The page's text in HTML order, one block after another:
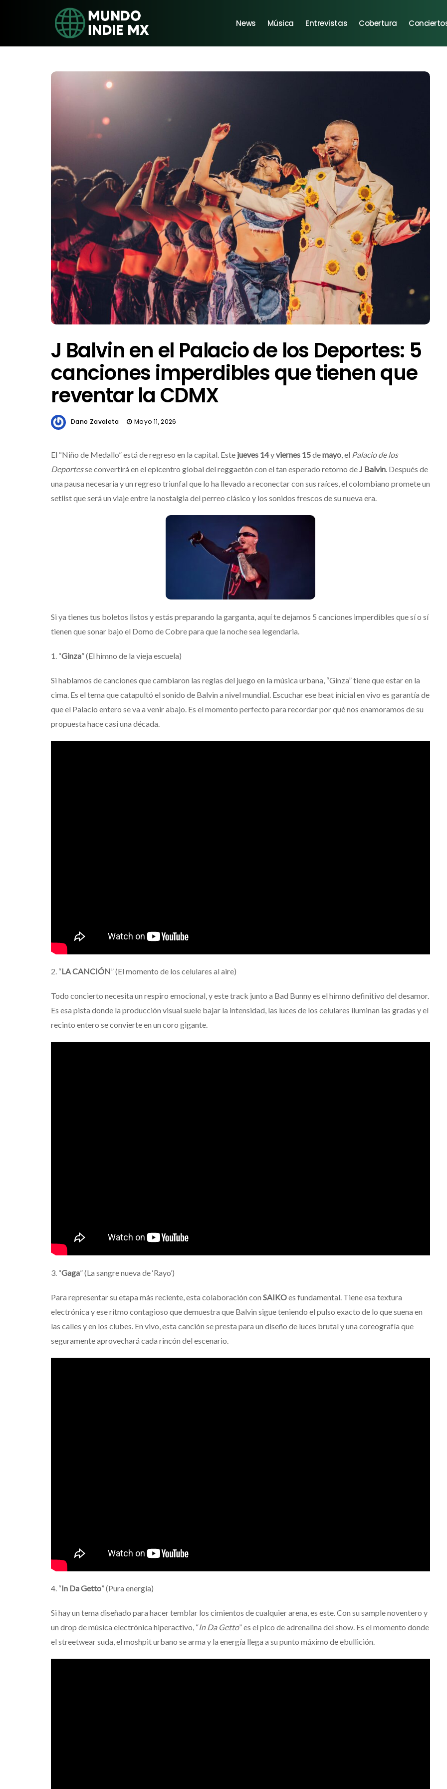
News Música Entrevistas Cobertura
J Balvin en el Palacio de los Deportes: 5
canciones imperdibles que tienen que
reventar la CDMX
Dano Zavaleta Mayo 11, 2026
El “Niño de Medallo” está de regreso en la capital. Este jueves 14yviernes 15demayo , el Palacio de los
Deportesse convertirá en el epicentro global del reggaetón con el tan esperado retorno de J Balvin . Después de
una pausa necesaria y un regreso triunfal que lo ha llevado a reconectar con sus raíces, el colombiano promete un
setlist que será un viaje entre la nostalgia del perreo clásico y los sonidos frescos de su nueva era.
Si ya tienes tus boletos listos y estás preparando la garganta, aquí te dejamos 5 canciones imperdibles que sí o sí
tienen que sonar bajo el Domo de Cobre para que la noche sea legendaria.
1. “Ginza” (El himno de la vieja escuela)
Si hablamos de canciones que cambiaron las reglas del juego en la música urbana, “Ginza” tiene que estar en la
cima. Es el tema que catapultó el sonido de Balvin a nivel mundial. Escuchar ese beat inicial en vivo es garantía de
que el Palacio entero se va a venir abajo. Es el momento perfecto para recordar por qué nos enamoramos de su
propuesta hace casi una década.
2. “LA CANCIÓN” (El momento de los celulares al aire)
Todo concierto necesita un respiro emocional, y este track junto a Bad Bunny es el himno definitivo del desamor.
Es esa pista donde la producción visual suele bajar la intensidad, las luces de los celulares iluminan las gradas y el
recinto entero se convierte en un coro gigante.
3. “Gaga” (La sangre nueva de ‘Rayo’)
Para representar su etapa más reciente, esta colaboración con SAIKOes fundamental. Tiene esa textura
electrónica y ese ritmo contagioso que demuestra que Balvin sigue teniendo el pulso exacto de lo que suena en
las calles y en los clubes. En vivo, esta canción se presta para un diseño de luces brutal y una coreografía que
seguramente aprovechará cada rincón del escenario.
4. “In Da Getto” (Pura energía)
Si hay un tema diseñado para hacer temblar los cimientos de cualquier arena, es este. Con su sample noventero y
un drop de música electrónica hiperactivo, “In Da Getto” es el pico de adrenalina del show. Es el momento donde
el streetwear suda, el moshpit urbano se arma y la energía llega a su punto máximo de ebullición.
gran celebración sonora
noches de Boca del Río y
Mérida
Edwin Jimenez Julio 13, 2026
séptimo álbum de estudio
‘Frozen Charlotte’
Edwin Jimenez Julio 13, 2026